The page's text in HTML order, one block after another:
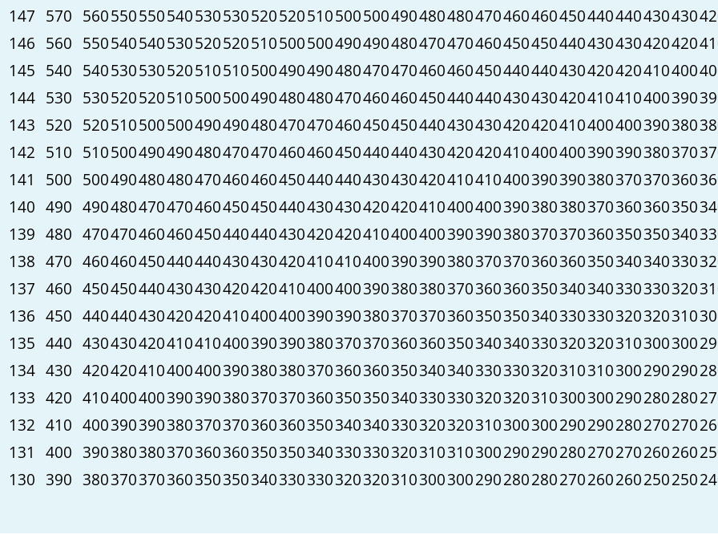
147 570 560550550540530530520520510500500490480480470460460450440440430430
146 560 550540540530520520510500500490490480470470460450450440430430420420
145 540 540530530520510510500490490480470470460460450440440430420420410400
144 530 530520520510500500490480480470460460450440440430430420410410400390
143 520 520510500500490490480470470460450450440430430420420410400400390380
142 510 510500490490480470470460460450440440430420420410400400390390380370
141
500 500490480480470460460450440440430430420410410400390390380370370360
140 490 490480470470460450450440430430420420410400400390380380370360360350
139 480 470470460460450440440430420420410400400390390380370370360350350340
138 470 460460450440440430430420410410400390390380370370360360350340340330
137 460 450450440430430420420410400400390380380370360360350340340330330320
136 450 440440430420420410400400390390380370370360350350340330330320320310
135 440 430430420410410400390390380370370360360350340340330320320310300300
134 430 420420410400400390380380370360360350340340330330320310310300290290
133 420 410400400390390380370370360350350340330330320320310300300290280280
132 410 400390390380370370360360350340340330320320310300300290290280270270
131
400 390380380370360360350350340330330320310310300290290280270270260260
130 390 380370370360350350340330330320320310300300290280280270260260250250